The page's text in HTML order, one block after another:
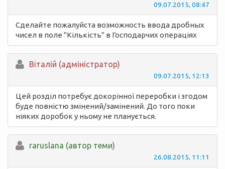
09.07.2015, 08:47
Сделайте пожалуйста возможность ввода дробных
чисел в поле "Кількість" в Господарчих операціях
Вiталій (адміністратор)
09.07.2015, 12:13
Цей розділ потребує докорінної переробки і згодом
буде повністю змінений/замінений. До того поки
ніяких доробок у ньому не планується.
raruslana (автор теми)
26.08.2015, 11:11